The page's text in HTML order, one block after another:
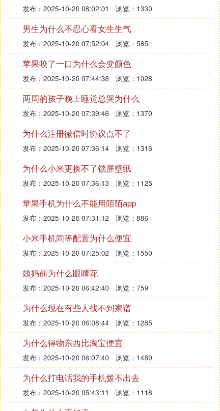
发布：2025-10-20 08:02:01 浏览：1330
男生为什么不忍心看女生生气
发布：2025-10-20 07:52:04 浏览：585
苹果咬了一口为什么会变颜色
发布：2025-10-20 07:44:38 浏览：1028
两周的孩子晚上睡觉总哭为什么
发布：2025-10-20 07:39:46 浏览：1370
为什么注册微信时协议点不了
发布：2025-10-20 07:36:14 浏览：1316
为什么小米更换不了锁屏壁纸
发布：2025-10-20 07:36:13 浏览：1125
苹果手机为什么不能用陌陌app
发布：2025-10-20 07:31:12 浏览：886
小米手机同等配置为什么便宜
发布：2025-10-20 07:25:02 浏览：1550
姨妈前为什么眼睛花
发布：2025-10-20 06:42:40 浏览：759
为什么现在有些人找不到家谱
发布：2025-10-20 06:08:44 浏览：1285
为什么得物东西比淘宝便宜
发布：2025-10-20 06:07:40 浏览：1489
为什么打电话我的手机拨不出去
发布：2025-10-20 05:43:11 浏览：1118